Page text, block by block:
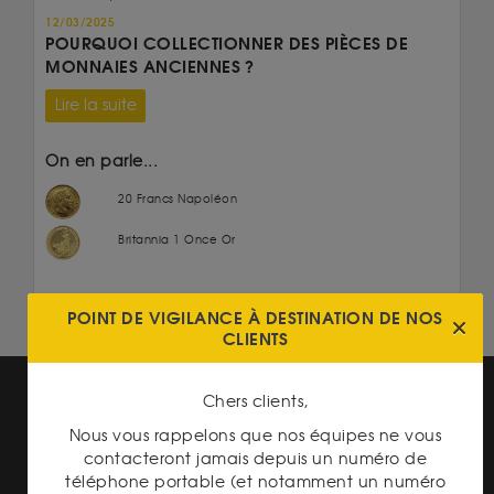
12/03/2025
POURQUOI COLLECTIONNER DES PIÈCES DE
MONNAIES ANCIENNES ?
Lire la suite
On en parle...
20 Francs Napoléon
Britannia 1 Once Or
POINT DE VIGILANCE À DESTINATION DE NOS
CLIENTS
Chers clients,
Nous vous rappelons que nos équipes ne vous
contacteront jamais depuis un numéro de
téléphone portable (et notamment un numéro